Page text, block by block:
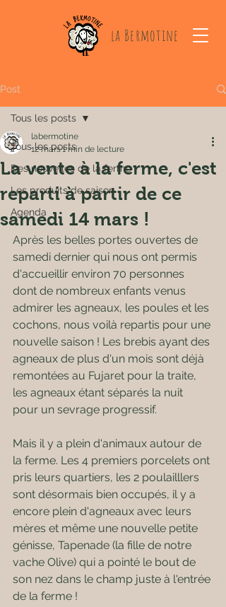
la Bermotine
Post
Tous les posts
Des nouvelles de la ferme
Les produits de saison
Agenda
Tous les posts
La vente à la ferme, c'est
reparti à partir de ce
samedi 14 mars !
labermotine
12 mars1 min de lecture
Après les belles portes ouvertes de
samedi dernier qui nous ont permis
d'accueillir environ 70 personnes
dont de nombreux enfants venus
admirer les agneaux, les poules et les
cochons, nous voilà repartis pour une
nouvelle saison ! Les brebis ayant des
agneaux de plus d'un mois sont déjà
remontées au Fujaret pour la traite,
les agneaux étant séparés la nuit
pour un sevrage progressif.
Mais il y a plein d'animaux autour de
la ferme. Les 4 premiers porcelets ont
pris leurs quartiers, les 2 poulailllers
sont désormais bien occupés, il y a
encore plein d'agneaux avec leurs
mères et même une nouvelle petite
génisse, Tapenade (la fille de notre
vache Olive) qui a pointé le bout de
son nez dans le champ juste à l'entrée
de la ferme !